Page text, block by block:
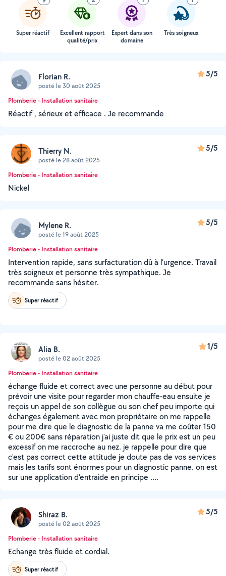
Super réactif
Excellent rapport
qualité/prix
Expert dans son
domaine
Très soigneux
Florian R.
posté le 30 août 2025
5/5
Plomberie - Installation sanitaire
Réactif , sérieux et efficace . Je recommande
Thierry N.
posté le 28 août 2025
5/5
Plomberie - Installation sanitaire
Nickel
Mylene R.
posté le 19 août 2025
5/5
Plomberie - Installation sanitaire
Intervention rapide, sans surfacturation dû à l'urgence. Travail
très soigneux et personne très sympathique. Je
recommande sans hésiter.
Super réactif
Alia B.
posté le 02 août 2025
1/5
Plomberie - Installation sanitaire
échange fluide et correct avec une personne au début pour
prévoir une visite pour regarder mon chauffe-eau ensuite je
reçois un appel de son collègue ou son chef peu importe qui
échanges également avec mon propriétaire on me rappelle
pour me dire que le diagnostic de la panne va me coûter 150
€ ou 200€ sans réparation j'ai juste dit que le prix est un peu
excessif on me raccroche au nez. je rappelle pour dire que
c'est pas correct cette attitude je doute pas de vos services
mais les tarifs sont énormes pour un diagnostic panne. on est
sur une application d'entraide en principe ....
Shiraz B.
posté le 02 août 2025
5/5
Plomberie - Installation sanitaire
Echange très fluide et cordial.
Super réactif